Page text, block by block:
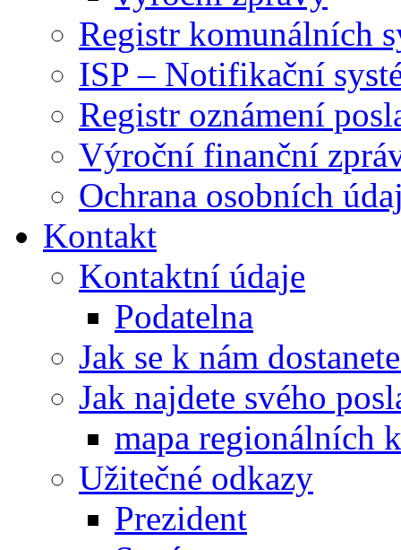
Registr komunálních
ISP – Notifikační
Registr oznámení
Výroční finanční
Ochrana osobních
Kontakt
Kontaktní údaje
Podatelna
Jak se k nám
Jak najdete svého
mapa regionálních
Užitečné odkazy
Prezident